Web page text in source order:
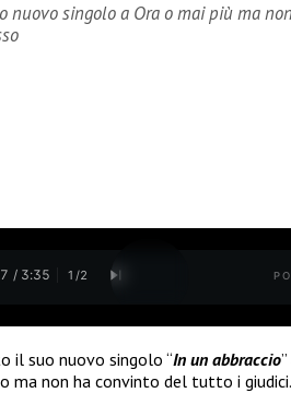
nuovo singolo a Ora o mai più ma
/ 3:35 1 /2
il suo nuovo singolo “In un abbraccio
ma non ha convinto del tutto i giudici.